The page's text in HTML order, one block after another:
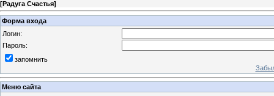
[Радуга Счастья]
Форма входа
Логин:
Пароль:
запомнить
Меню сайта